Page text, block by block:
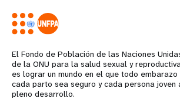
El Fondo de Población de las Naciones
de la ONU para la salud sexual y
es lograr un mundo en el que todo
cada parto sea seguro y cada persona joven
pleno desarrollo.